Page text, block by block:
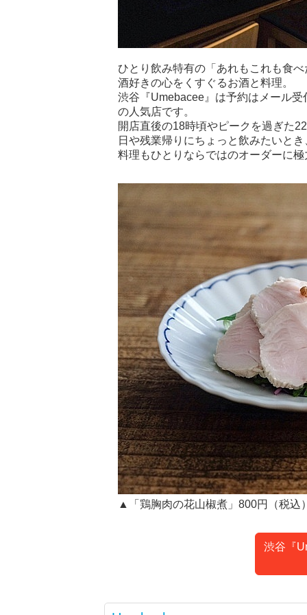
ひとり飲み特有の「あれもこれも食
酒好きの心をくすぐるお酒と料理。
渋谷『Umebacee』は予約はメール
の人気店です。
開店直後の18時頃やピークを過ぎた
日や残業帰りにちょっと飲みたいと
料理もひとりならではのオーダーに
▲「鶏胸肉の花山椒煮」800円（税込
渋谷『